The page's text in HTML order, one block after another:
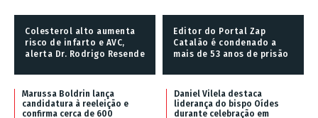
Colesterol alto aumenta
risco de infarto e AVC,
alerta Dr. Rodrigo Resende
Editor do Portal Zap
Catalão é condenado a
mais de 53 anos de prisão
Marussa Boldrin lança
candidatura à reeleição e
confirma cerca de 600
Daniel Vilela destaca
liderança do bispo Oídes
durante celebração em